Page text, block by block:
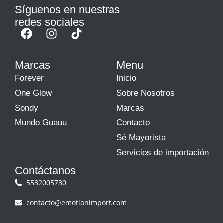
Síguenos en nuestras
redes sociales
Marcas
Forever
One Glow
Sondy
Mundo Guauu
Menu
Inicio
Sobre Nosotros
Marcas
Contacto
Sé Mayorista
Servicios de importación
Contáctanos
5532005730
contacto@emotionimport.com